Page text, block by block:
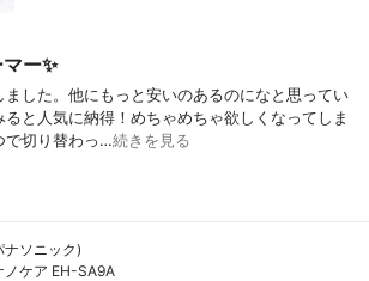
ー✨
した。他にもっと安いのあるのになと思ってい
と人気に納得！めちゃめちゃ欲しくなってしま
で切り替わっ…続きを見る
ソニック)
ノケア EH-SA9A